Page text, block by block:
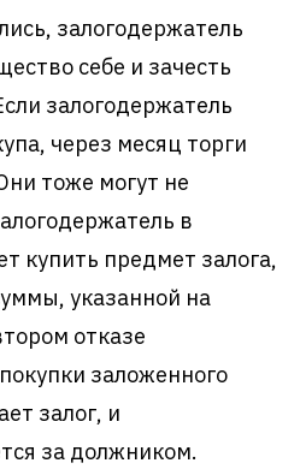
залогодержатель
себе и зачесть
залогодержатель
через месяц торги
тоже могут не
в
купить предмет залога,
указанной на
отказе
заложенного
залог, и
за должником.